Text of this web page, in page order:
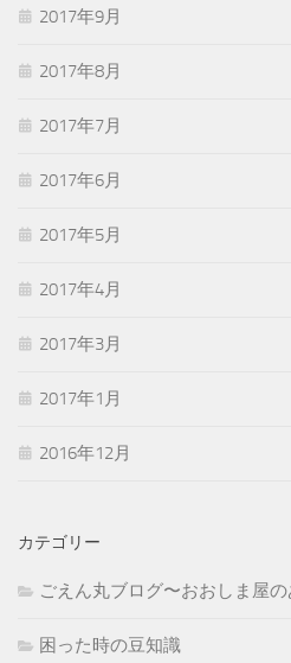
2017年9月
2017年8月
2017年7月
2017年6月
2017年5月
2017年4月
2017年3月
2017年1月
2016年12月
カテゴリー
ごえん丸ブログ〜おおしま屋
困った時の豆知識